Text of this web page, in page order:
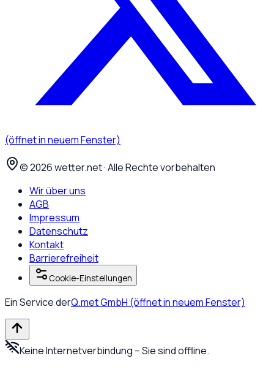
(öffnet in neuem Fenster)
©2026wetter.net · Alle Rechte vorbehalten
Wir über uns
AGB
Impressum
Datenschutz
Kontakt
Barrierefreiheit
Cookie-Einstellungen
Ein Service derQ.met GmbH (öffnet in neuem Fenster)
Keine Internetverbindung – Sie sind offline.